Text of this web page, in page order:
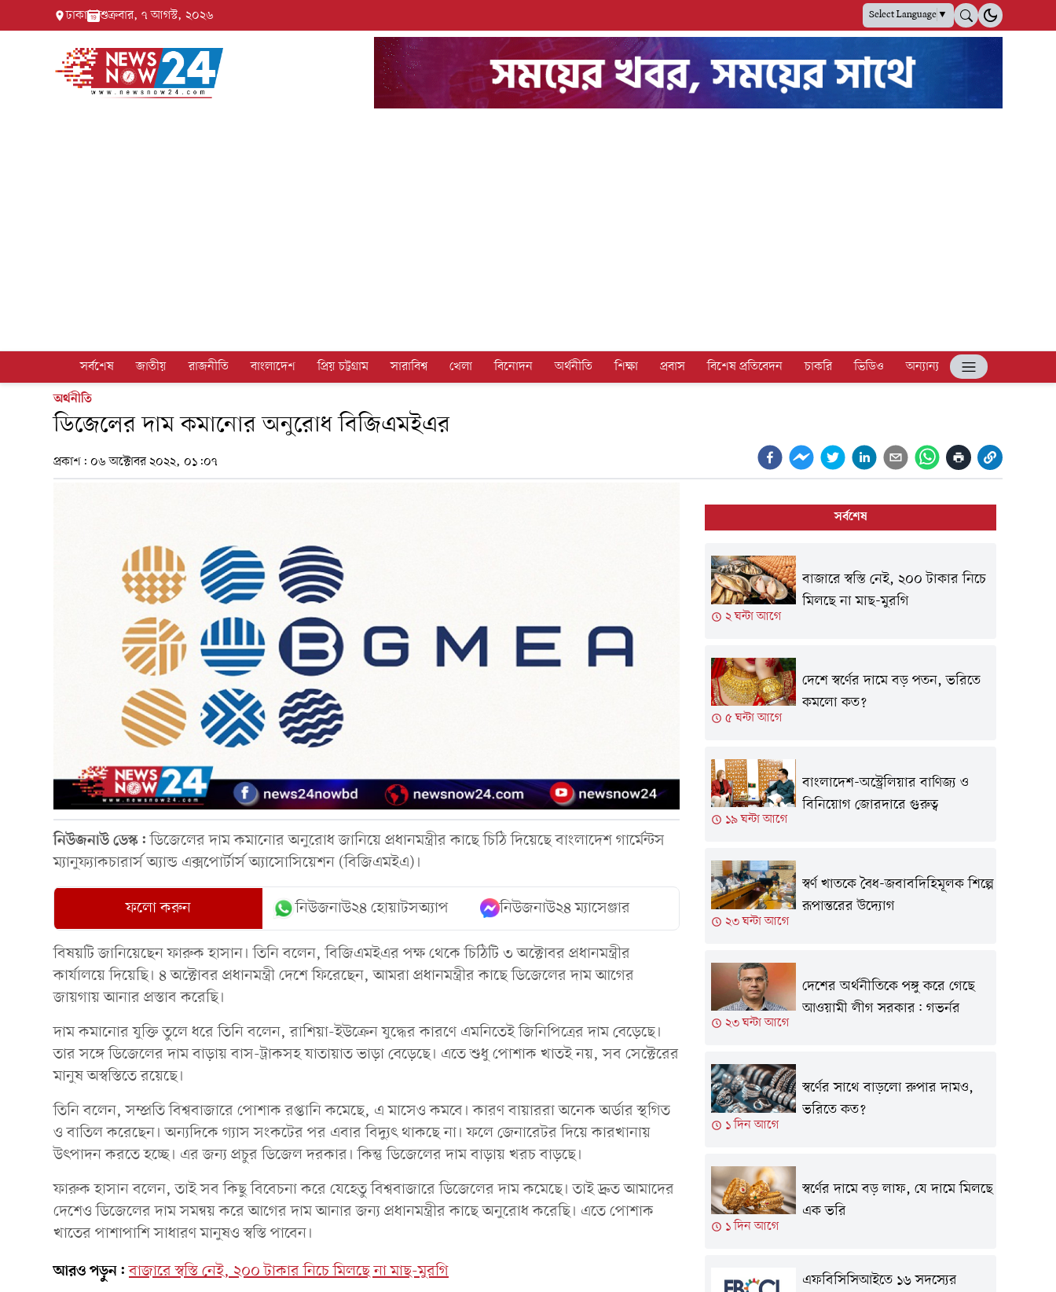
ঢাকা শুক্রবার, ৭ আগস্ট, ২০২৬ Select Language▼
সর্বশেষ জাতীয় রাজনীতি বাংলাদেশ প্রিয় চট্টগ্রাম সারাবিশ্ব খেলা বিনোদন অর্থনীতি শিক্ষা প্রবাস বিশেষ প্রতিবেদন চাকরি ভিডিও
অন্যান্য
অর্থনীতি
ডিজেলের দাম কমানোর অনুরোধ বিজিএমইএর
প্রকাশ: ০৬ অক্টোবর ২০২২, ০১:০৭
নিউজনাউ ডেস্ক:ডিজেলের দাম কমানোর অনুরোধ জানিয়ে প্রধানমন্ত্রীর কাছে চিঠি দিয়েছে বাংলাদেশ গার্মেন্টস
ম্যানুফ্যাকচারার্স অ্যান্ড এক্সপোর্টার্স অ্যাসোসিয়েশন (বিজিএমইএ)।
ফলো করুন নিউজনাউ২৪ হোয়াটসঅ্যাপ নিউজনাউ২৪ ম্যাসেঞ্জার
বিষয়টি জানিয়েছেন ফারুক হাসান। তিনি বলেন, বিজিএমইএর পক্ষ থেকে চিঠিটি ৩ অক্টোবর প্রধানমন্ত্রীর
কার্যালয়ে দিয়েছি। ৪ অক্টোবর প্রধানমন্ত্রী দেশে ফিরেছেন, আমরা প্রধানমন্ত্রীর কাছে ডিজেলের দাম আগের
জায়গায় আনার প্রস্তাব করেছি।
দাম কমানোর যুক্তি তুলে ধরে তিনি বলেন, রাশিয়া-ইউক্রেন যুদ্ধের কারণে এমনিতেই জিনিপিত্রের দাম বেড়েছে।
তার সঙ্গে ডিজেলের দাম বাড়ায় বাস-ট্রাকসহ যাতায়াত ভাড়া বেড়েছে। এতে শুধু পোশাক খাতই নয়, সব সেক্টেরের
মানুষ অস্বস্তিতে রয়েছে।
তিনি বলেন, সম্প্রতি বিশ্ববাজারে পোশাক রপ্তানি কমেছে, এ মাসেও কমবে। কারণ বায়াররা অনেক অর্ডার স্থগিত
ও বাতিল করেছেন। অন্যদিকে গ্যাস সংকটের পর এবার বিদ্যুৎ থাকছে না। ফলে জেনারেটর দিয়ে কারখানায়
উৎপাদন করতে হচ্ছে। এর জন্য প্রচুর ডিজেল দরকার। কিন্তু ডিজেলের দাম বাড়ায় খরচ বাড়ছে।
ফারুক হাসান বলেন, তাই সব কিছু বিবেচনা করে যেহেতু বিশ্ববাজারে ডিজেলের দাম কমেছে। তাই দ্রুত আমাদের
দেশেও ডিজেলের দাম সমন্বয় করে আগের দাম আনার জন্য প্রধানমন্ত্রীর কাছে অনুরোধ করেছি। এতে পোশাক
খাতের পাশাপাশি সাধারণ মানুষও স্বস্তি পাবেন।
আরও পড়ুন: বাজারে স্বস্তি নেই, ২০০ টাকার নিচে মিলছে না মাছ-মুরগি
সর্বশেষ
২ ঘন্টা আগে
বাজারে স্বস্তি নেই, ২০০ টাকার নিচে
মিলছে না মাছ-মুরগি
৫ ঘন্টা আগে
দেশে স্বর্ণের দামে বড় পতন, ভরিতে
কমলো কত?
১৯ ঘন্টা আগে
বাংলাদেশ-অস্ট্রেলিয়ার বাণিজ্য ও
বিনিয়োগ জোরদারে গুরুত্ব
২৩ ঘন্টা আগে
স্বর্ণ খাতকে বৈধ-জবাবদিহিমূলক শিল্পে
রূপান্তরের উদ্যোগ
২৩ ঘন্টা আগে
দেশের অর্থনীতিকে পঙ্গু করে গেছে
আওয়ামী লীগ সরকার: গভর্নর
১ দিন আগে
স্বর্ণের সাথে বাড়লো রুপার দামও,
ভরিতে কত?
১ দিন আগে
স্বর্ণের দামে বড় লাফ, যে দামে মিলছে
এক ভরি
এফবিসিসিআইতে ১৬ সদস্যের